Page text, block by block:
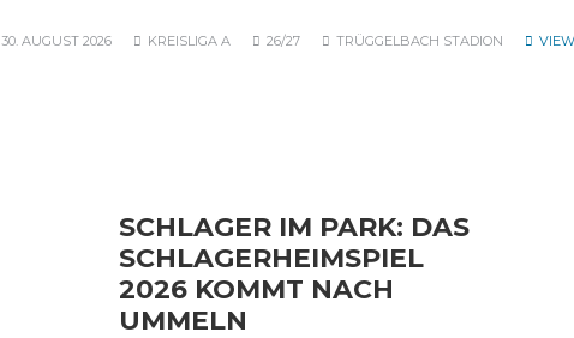
30. AUGUST 2026 KREISLIGA A 26/27 TRÜGGELBACH STADION
SCHLAGER IM PARK: DAS
SCHLAGERHEIMSPIEL
2026 KOMMT NACH
UMMELN